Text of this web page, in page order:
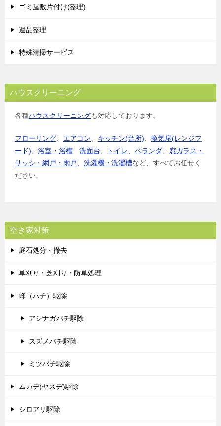
ゴミ屋敷片付け(整理)
遺品整理
特殊清掃サービス
ハウスクリーニング
各種ハウスクリーニングも対応しております。
フローリング エアコン キッチン(台所)
換気扇(レンジフ
ード)
浴室・浴槽 洗面台 トイレ ベランダ
窓ガラス・
サッシ・網戸・雨戸
洗濯機・洗濯槽など、すべてお任せく
ださい。
空き家対策
庭石処分・撤去
草刈り・芝刈り・防草処理
蜂（ハチ）駆除
アシナガバチ駆除
スズメバチ駆除
ミツバチ駆除
ムカデ(ヤスデ)駆除
シロアリ駆除